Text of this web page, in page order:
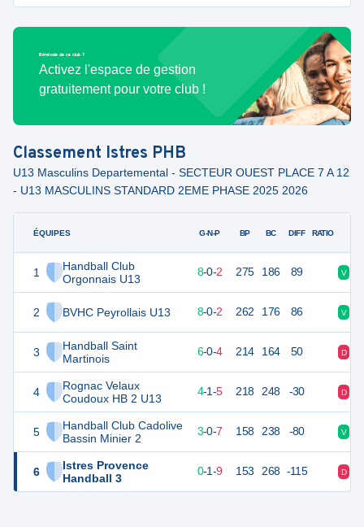
Bénévole de ce club ?
Activez l'espace de gestion
gratuitement pour votre club !
Classement Istres PHB
U13 Masculins Departemental - SECTEUR OUEST PLACE 7 A 12
- U13 MASCULINS STANDARD 2EME PHASE 2025 2026
ÉQUIPES
1
Handball Club
Orgonnais U13
2 BVHC Peyrollais U13
3
Handball Saint
Martinois
4
Rognac Velaux
Coudoux HB 2 U13
5
Handball Club Cadolive
Bassin Minier 2
6
Istres Provence
Handball 3
G-N-P BP BC DIFF RATIO
8-0-2 275 186 89 V
26 10 8-0-2 262 176 86 V
6-0-4 214 164 50 D
19 4-1-5 218 248 -30 D
16 10 3-0-7 158 238 -80 V
11 0-1-9 153 268 -115 D